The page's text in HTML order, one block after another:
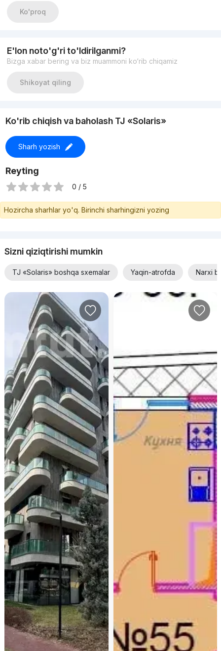
Ko'proq
E'lon noto'g'ri to'ldirilganmi?
Bizga xabar bering va biz muammoni ko‘rib chiqamiz
Shikoyat qiling
Ko'rib chiqish va baholash TJ «Solaris»
Sharh yozish
Reyting
0 / 5
Hozircha sharhlar yo'q. Birinchi sharhingizni yozing
Sizni qiziqtirishi mumkin
TJ «Solaris» boshqa sxemalar Yaqin-atrofda Narxi